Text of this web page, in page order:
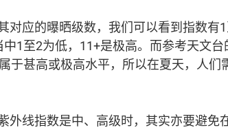
对应的曝晒级数，我们可以看到指数有
1至2为低，11+是极高。而参考天文
于甚高或极高水平，所以在夏天，人们
外线指数是中、高级时，其实亦要避免